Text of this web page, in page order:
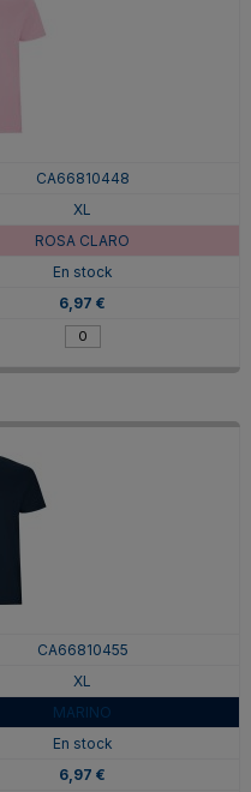
CA66810448
XL
ROSA CLARO
En stock
6,97 €
CA66810455
XL
MARINO
En stock
6,97 €